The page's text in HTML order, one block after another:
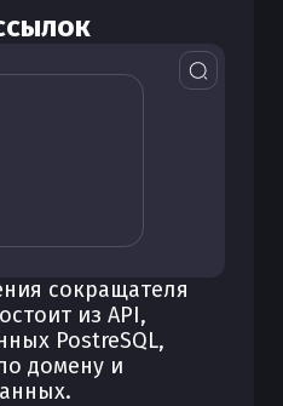
сокращателя
из API,
PostreSQL,
домену и